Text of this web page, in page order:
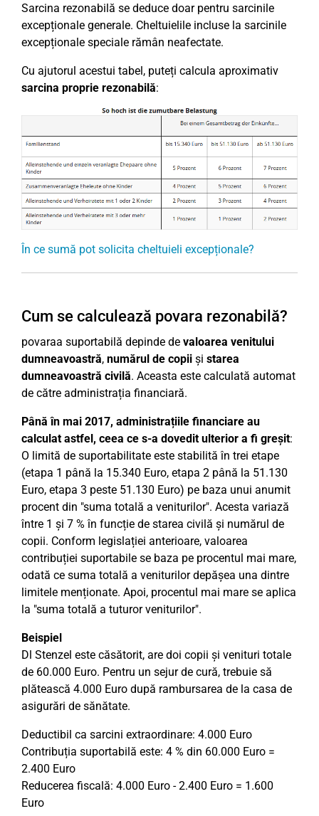
Sarcina rezonabilă se deduce doar pentru sarcinile
excepționale generale. Cheltuielile incluse la sarcinile
excepționale speciale rămân neafectate.
Cu ajutorul acestui tabel, puteți calcula aproximativ
sarcina proprie rezonabilă:
În ce sumă pot solicita cheltuieli excepționale?
Cum se calculează povara rezonabilă?
povaraa suportabilă depinde de valoarea venitului
dumneavoastră, numărul de copii și starea
dumneavoastră civilă. Aceasta este calculată automat
de către administrația financiară.
Până în mai 2017, administrațiile financiare au
calculat astfel, ceea ce s-a dovedit ulterior a fi greșit:
O limită de suportabilitate este stabilită în trei etape
(etapa 1 până la 15.340 Euro, etapa 2 până la 51.130
Euro, etapa 3 peste 51.130 Euro) pe baza unui anumit
procent din "suma totală a veniturilor". Acesta variază
între 1 și 7 % în funcție de starea civilă și numărul de
copii. Conform legislației anterioare, valoarea
contribuției suportabile se baza pe procentul mai mare,
odată ce suma totală a veniturilor depășea una dintre
limitele menționate. Apoi, procentul mai mare se aplica
la "suma totală a tuturor veniturilor".
Beispiel
Dl Stenzel este căsătorit, are doi copii și venituri totale
de 60.000 Euro. Pentru un sejur de cură, trebuie să
plătească 4.000 Euro după rambursarea de la casa de
asigurări de sănătate.
Deductibil ca sarcini extraordinare: 4.000 Euro
Contribuția suportabilă este: 4 % din 60.000 Euro =
2.400 Euro
Reducerea fiscală: 4.000 Euro - 2.400 Euro = 1.600
Euro